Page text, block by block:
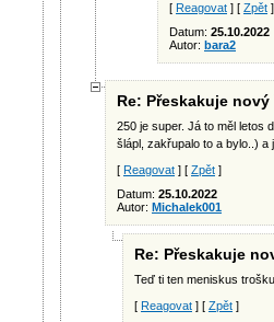
[ Reagovat ] [ Zpět ]
Datum: 25.10.2022
Autor: bara2
Re: Přeskakuje nový
250 je super. Já to měl letos
šlápl, zakřupalo to a bylo..)
[ Reagovat ] [ Zpět ]
Datum: 25.10.2022
Autor: Michalek001
Re: Přeskakuje
Teď ti ten meniskus
[ Reagovat ] [ Zpět ]